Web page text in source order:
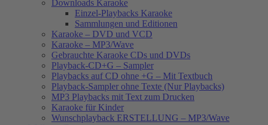
Downloads Karaoke
Einzel-Playbacks Karaoke
Sammlungen und Editionen
Karaoke – DVD und VCD
Karaoke – MP3/Wave
Gebrauchte Karaoke CDs und DVDs
Playback-CD+G – Sampler
Playbacks auf CD ohne +G – Mit Textbuch
Playback-Sampler ohne Texte (Nur Playbacks)
MP3 Playbacks mit Text zum Drucken
Karaoke für Kinder
Wunschplayback ERSTELLUNG – MP3/Wave